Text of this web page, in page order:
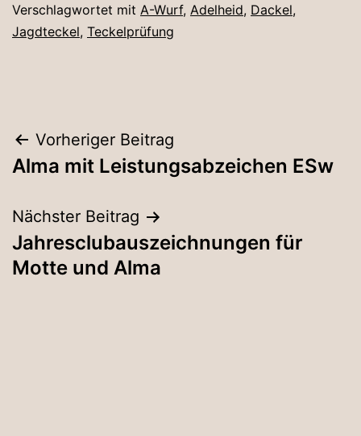
Verschlagwortet mit A-Wurf, Adelheid, Dackel,
Jagdteckel, Teckelprüfung
Beitragsnavigation
Vorheriger Beitrag
Alma mit Leistungsabzeichen ESw
Nächster Beitrag
Jahresclubauszeichnungen für
Motte und Alma